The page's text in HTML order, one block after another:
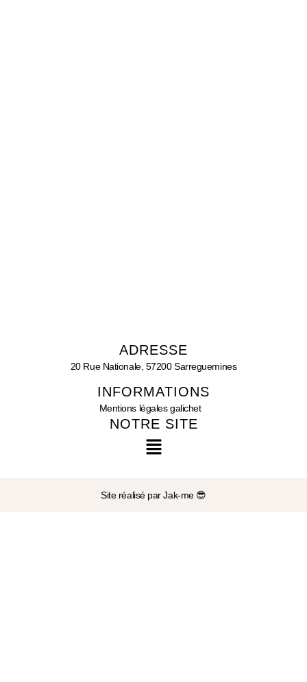
ADRESSE
20 Rue Nationale, 57200 Sarreguemines
INFORMATIONS
Mentions légales galichet
NOTRE SITE
Site réalisé par Jak-me 😎